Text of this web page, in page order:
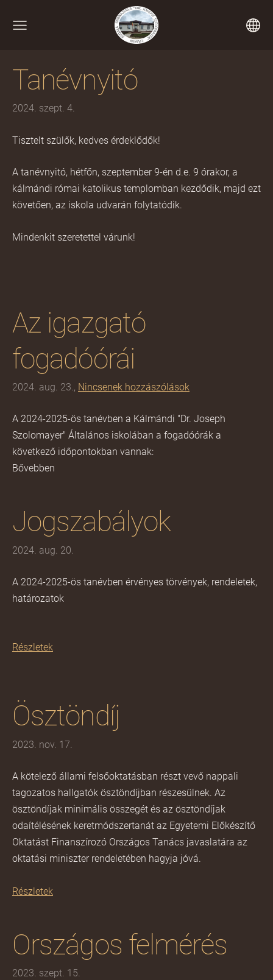
Tanévnyitó
2024. szept. 4.
Tisztelt szülők, kedves érdeklődők!
A tanévnyitó, hétfőn, szeptember 9-én d.e. 9 órakor, a
kálmándi római katolikus templomban kezdődik, majd ezt
követően, az iskola udvarán folytatódik.
Mindenkit szeretettel várunk!
Az igazgató
fogadóórái
2024. aug. 23., Nincsenek hozzászólások
A 2024-2025-ös tanévben a Kálmándi "Dr. Joseph
Szolomayer" Általános iskolában a fogadóórák a
következő időpontokban vannak:
Bővebben
Jogszabályok
2024. aug. 20.
A 2024-2025-ös tanévben érvényes törvények, rendeletek,
határozatok
Részletek
Ösztöndíj
2023. nov. 17.
A kötelező állami felsőoktatásban részt vevő nappali
tagozatos hallgatók ösztöndíjban részesülnek. Az
ösztöndíjak minimális összegét és az ösztöndíjak
odaítélésének keretmódszertanát az Egyetemi Előkészítő
Oktatást Finanszírozó Országos Tanács javaslatára az
oktatási miniszter rendeletében hagyja jóvá.
Részletek
Országos felmérés
2023. szept. 15.